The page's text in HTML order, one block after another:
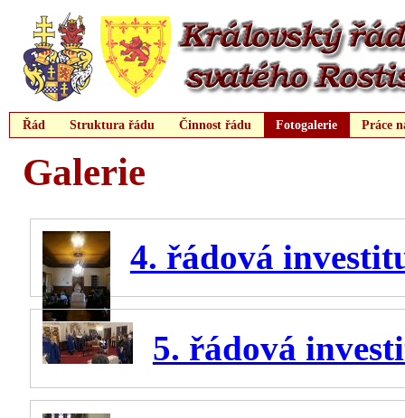
Řád Struktura řádu Činnost řádu Fotogalerie Práce
Galerie
4. řádová
5. řádová